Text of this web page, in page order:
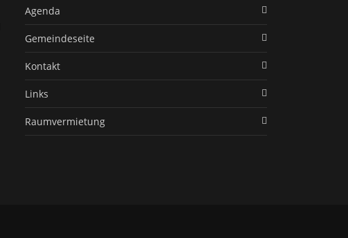
Agenda
Gemeindeseite
Kontakt
Links
Raumvermietung